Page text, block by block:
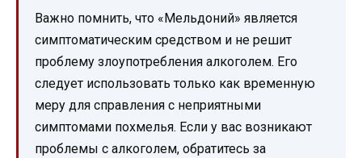
Важно помнить, что «Мельдоний» является
симптоматическим средством и не решит
проблему злоупотребления алкоголем. Его
следует использовать только как временную
меру для справления с неприятными
симптомами похмелья. Если у вас возникают
проблемы с алкоголем, обратитесь за